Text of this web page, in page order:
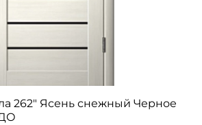
262" Ясень снежный Черное